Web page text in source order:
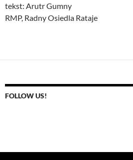
tekst: Arutr Gumny
RMP, Radny Osiedla Rataje
FOLLOW US!